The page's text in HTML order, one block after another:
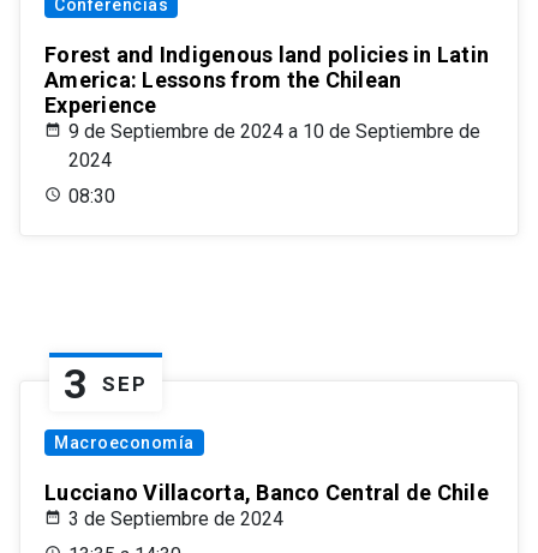
Conferencias
Forest and Indigenous land policies in Latin
America: Lessons from the Chilean
Experience
9 de Septiembre de 2024 a 10 de Septiembre de
2024
08:30
3 SEP
Macroeconomía
Lucciano Villacorta, Banco Central de Chile
3 de Septiembre de 2024